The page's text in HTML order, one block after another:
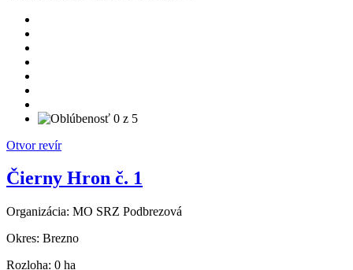
Otvor revír
Čierny Hron č. 1
Organizácia: MO SRZ Podbrezová
Okres: Brezno
Rozloha: 0 ha